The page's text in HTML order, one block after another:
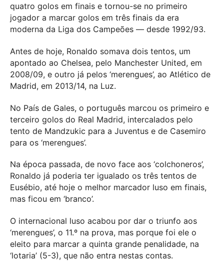
quatro golos em finais e tornou-se no primeiro
jogador a marcar golos em três finais da era
moderna da Liga dos Campeões — desde 1992/93.
Antes de hoje, Ronaldo somava dois tentos, um
apontado ao Chelsea, pelo Manchester United, em
2008/09, e outro já pelos ‘merengues’, ao Atlético de
Madrid, em 2013/14, na Luz.
No País de Gales, o português marcou os primeiro e
terceiro golos do Real Madrid, intercalados pelo
tento de Mandzukic para a Juventus e de Casemiro
para os ‘merengues’.
Na época passada, de novo face aos ‘colchoneros’,
Ronaldo já poderia ter igualado os três tentos de
Eusébio, até hoje o melhor marcador luso em finais,
mas ficou em ‘branco’.
O internacional luso acabou por dar o triunfo aos
‘merengues’, o 11.º na prova, mas porque foi ele o
eleito para marcar a quinta grande penalidade, na
‘lotaria’ (5-3), que não entra nestas contas.